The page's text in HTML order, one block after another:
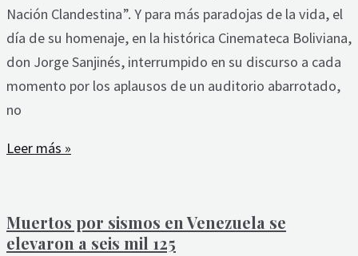
Nación Clandestina”. Y para más paradojas de la vida, el
día de su homenaje, en la histórica Cinemateca Boliviana,
don Jorge Sanjinés, interrumpido en su discurso a cada
momento por los aplausos de un auditorio abarrotado,
no
Leer más »
Muertos por sismos en Venezuela se
elevaron a seis mil 125